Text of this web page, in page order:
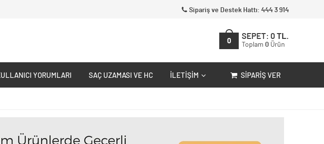
Sipariş ve Destek Hattı: 444 3 914
0
SEPET: 0 TL.
Toplam 0 Ürün
YORUMLARI SAÇ UZAMASI VE HC İLETIŞIM SIPARIŞ VER